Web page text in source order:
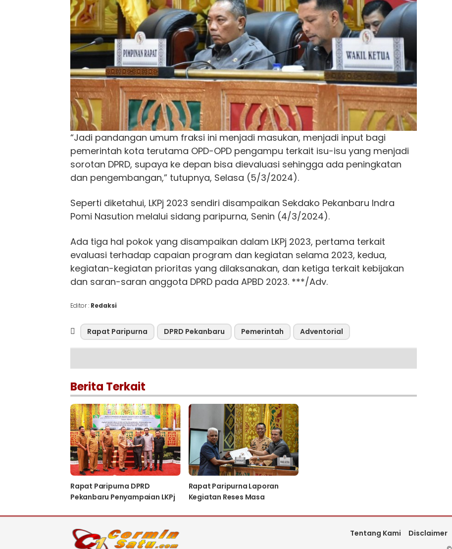
“Jadi pandangan umum fraksi ini menjadi masukan, menjadi input bagi
pemerintah kota terutama OPD-OPD pengampu terkait isu-isu yang menjadi
sorotan DPRD, supaya ke depan bisa dievaluasi sehingga ada peningkatan
dan pengembangan,” tutupnya, Selasa (5/3/2024).
Seperti diketahui, LKPj 2023 sendiri disampaikan Sekdako Pekanbaru Indra
Pomi Nasution melalui sidang paripurna, Senin (4/3/2024).
Ada tiga hal pokok yang disampaikan dalam LKPj 2023, pertama terkait
evaluasi terhadap capaian program dan kegiatan selama 2023, kedua,
kegiatan-kegiatan prioritas yang dilaksanakan, dan ketiga terkait kebijakan
dan saran-saran anggota DPRD pada APBD 2023. ***/Adv.
Editor : Redaksi
Rapat Paripurna DPRD Pekanbaru Pemerintah Adventorial
Berita Terkait
Rapat Paripurna DPRD
Pekanbaru Penyampaian LKPj
Rapat Paripurna Laporan
Kegiatan Reses Masa
2023-2024
Tentang Kami Disclaimer